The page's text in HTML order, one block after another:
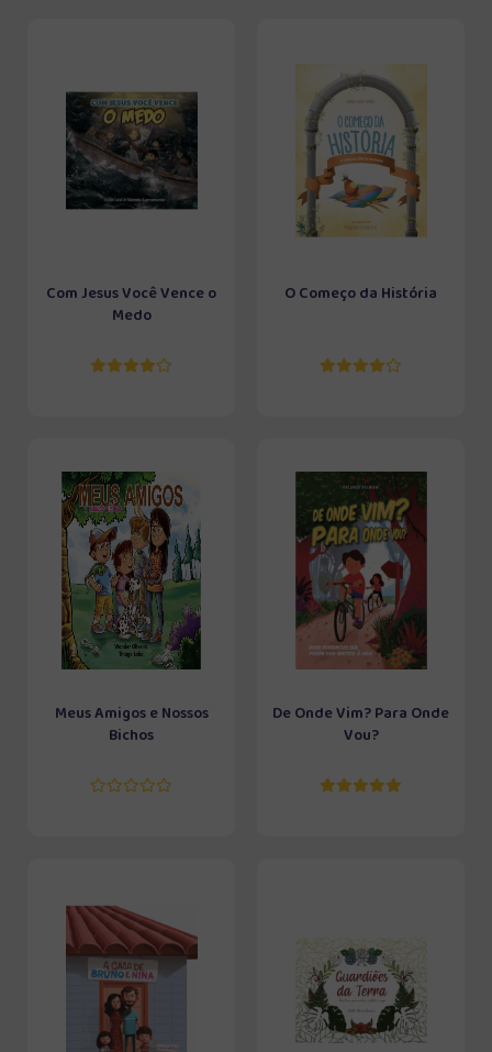
Com Jesus Você Vence o
Medo
O Começo da História
Meus Amigos e Nossos
Bichos
De Onde Vim? Para Onde
Vou?